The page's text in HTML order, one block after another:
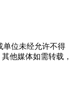
单位未经允许不得
他媒体如需转载，